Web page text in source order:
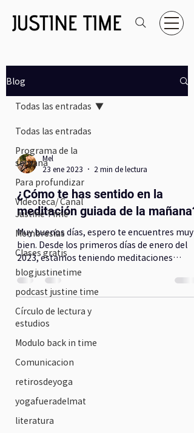
Blog
Todas las entradas
Programa de la
semana
Para profundizar
Videoteca/ Canal
Justine Time
Membresías
Clases gratis
blogjustinetime
podcast justine time
Círculo de lectura y
estudios
Modulo back in time
Comunicacion
retirosdeyoga
yogafueradelmat
literatura
Todas las entradas
Mel
23 ene 2023
2 min de lectura
¿Cómo te has sentido en la
meditación guiada de la mañana?
Muy buenos días, espero te encuentres muy
bien. Desde los primeros días de enero del
2023, estamos teniendo meditaciones
guiadas de lunes...